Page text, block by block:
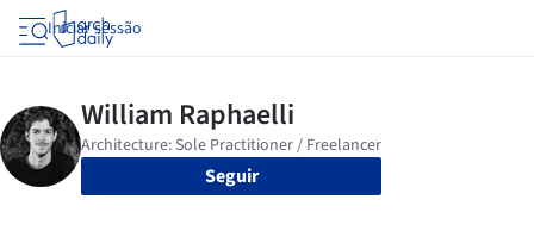
Iniciar sessão
Seguir